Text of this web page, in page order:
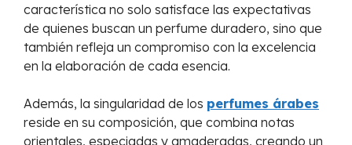
característica no solo satisface las expectativas
de quienes buscan un perfume duradero, sino que
también refleja un compromiso con la excelencia
en la elaboración de cada esencia.
Además, la singularidad de los perfumes árabes
reside en su composición, que combina notas
orientales, especiadas y amaderadas, creando un